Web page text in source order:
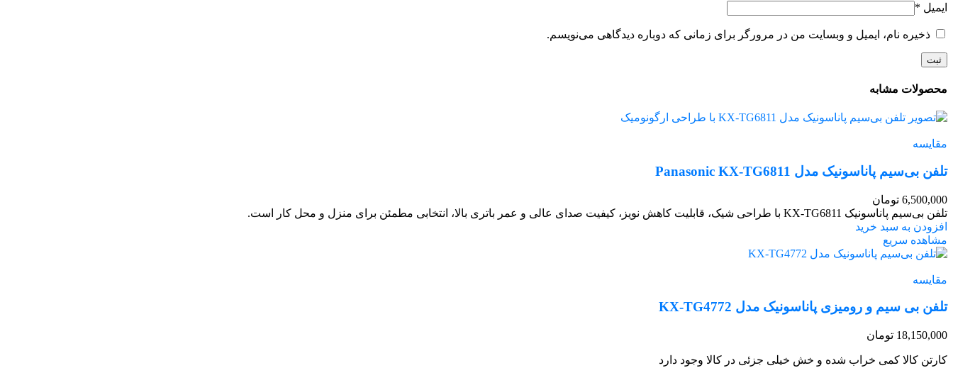
ایمیل *
ذخیره نام، ایمیل و وبسایت من در مرورگر برای زمانی که دوباره دیدگاهی می‌نویسم.
محصولات مشابه
مقایسه
تلفن بی‌سیم پاناسونیک مدل Panasonic KX-TG6811
6,500,000 تومان
تلفن بی‌سیم پاناسونیک KX-TG6811 با طراحی شیک، قابلیت کاهش نویز، کیفیت صدای عالی و عمر باتری بالا، انتخابی مطمئن برای منزل و محل کار است.
افزودن به سبد خرید
مشاهده سریع
مقایسه
تلفن بی سیم و رومیزی پاناسونیک مدل KX-TG4772
18,150,000 تومان
کارتن کالا کمی خراب شده و خش خیلی جزئی در کالا وجود دارد